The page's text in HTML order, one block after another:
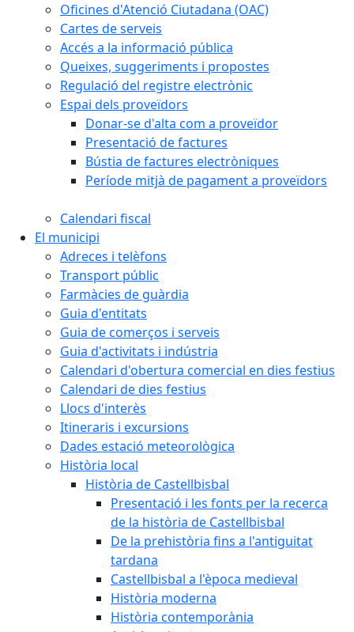
Oficines d'Atenció Ciutadana (OAC)
Cartes de serveis
Accés a la informació pública
Queixes, suggeriments i propostes
Regulació del registre electrònic
Espai dels proveïdors
Donar-se d'alta com a proveïdor
Presentació de factures
Bústia de factures electròniques
Període mitjà de pagament a proveïdors
Calendari fiscal
El municipi
Adreces i telèfons
Transport públic
Farmàcies de guàrdia
Guia d'entitats
Guia de comerços i serveis
Guia d'activitats i indústria
Calendari d'obertura comercial en dies festius
Calendari de dies festius
Llocs d'interès
Itineraris i excursions
Dades estació meteorològica
Història local
Història de Castellbisbal
Presentació i les fonts per la recerca
de la història de Castellbisbal
De la prehistòria fins a l'antiguitat
tardana
Castellbisbal a l'època medieval
Història moderna
Història contemporània